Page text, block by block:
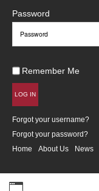
Password
Remember Me
LOG IN
Forgot your username?
Forgot your password?
Home
About Us News